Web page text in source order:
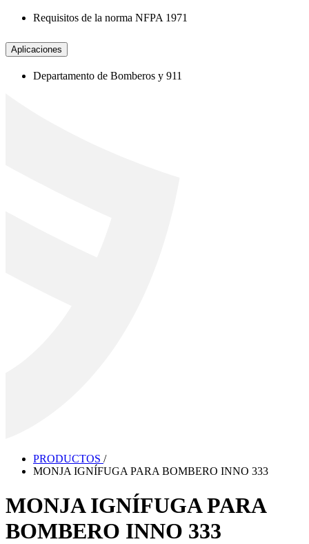
Requisitos de la norma NFPA 1971
Aplicaciones
Departamento de Bomberos y 911
PRODUCTOS /
MONJA IGNÍFUGA PARA BOMBERO INNO 333
MONJA IGNÍFUGA PARA
BOMBERO INNO 333